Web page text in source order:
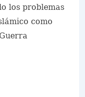
los problemas
como